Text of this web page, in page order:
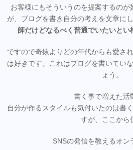
お客様にもそういうのを提案するの
が、ブログを書き自分の考えを文章に
師だけどなるべく普通でいたいとい
ですので奇抜よりどの年代からも愛さ
は好きです。これはブログを書いてい
ょう。
書く事で増えた活
自分が作るスタイルも気付いたのは書
すが、ここから
SNSの発信を教えるオン